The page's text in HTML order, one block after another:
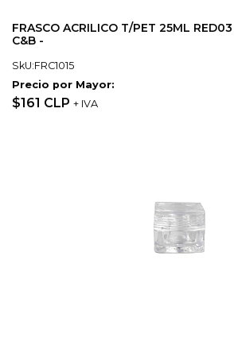
FRASCO ACRILICO T/PET 25ML
C&B -
SkU:FRC1015
Precio por Mayor:
$161 CLP + IVA